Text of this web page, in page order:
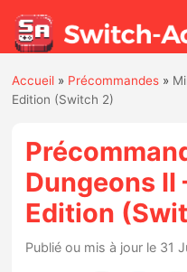
Actualités
Jeux
Hardware
Accueil » Précommandes »
Edition (Switch 2)
Dungeons II
Edition
Publié ou mis à jour le 31